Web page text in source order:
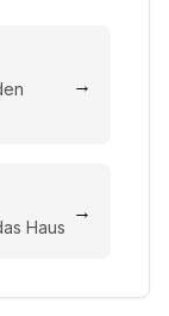
→
Haus
→